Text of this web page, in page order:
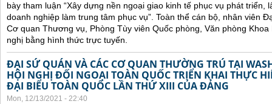
bày tham luận “Xây dựng nền ngoại giao kinh tế phục vụ phát triển,
doanh nghiệp làm trung tâm phục vụ”. Toàn thể cán bộ, nhân viên
Cơ quan Thương vụ, Phòng Tùy viên Quốc phòng, Văn phòng
nghị bằng hình thức trực tuyến.
ĐẠI SỨ QUÁN VÀ CÁC CƠ QUAN THƯỜNG TRÚ TẠI
HỘI NGHỊ ĐỐI NGOẠI TOÀN QUỐC TRIỂN KHAI THỰC
ĐẠI BIỂU TOÀN QUỐC LẦN THỨ XIII CỦA ĐẢNG
Mon, 12/13/2021 - 22:40